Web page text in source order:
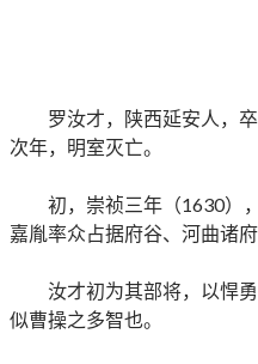
罗汝才，陕西延安人，
次年，明室灭亡。
初，崇祯三年（1630）
嘉胤率众占据府谷、河曲诸
汝才初为其部将，以悍
似曹操之多智也。